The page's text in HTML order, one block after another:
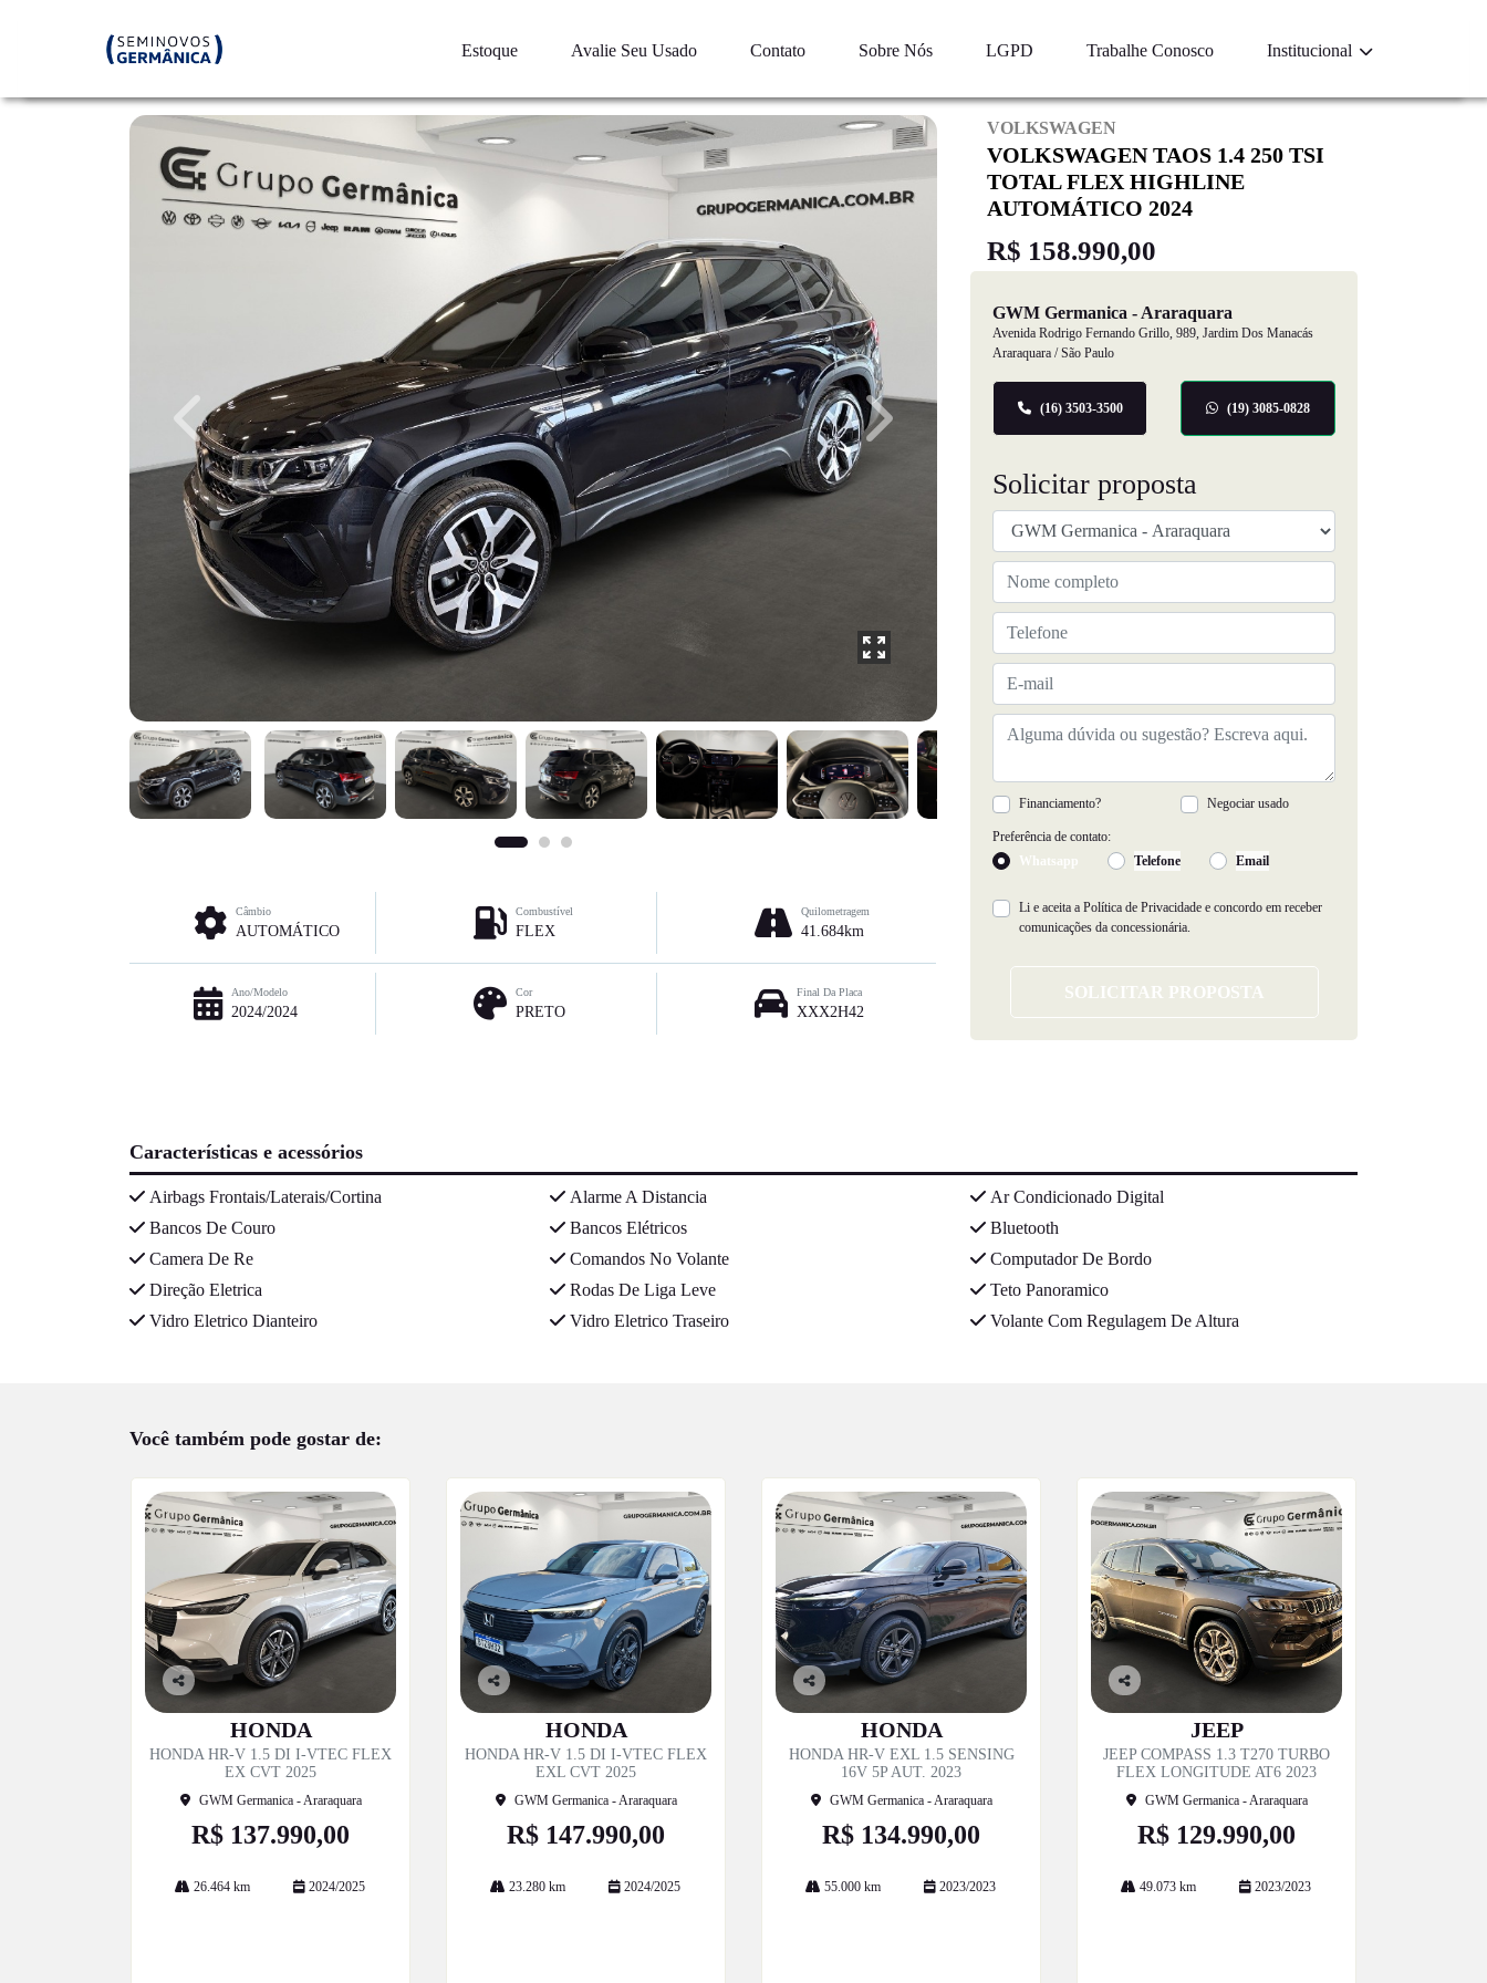
Estoque Avalie Seu Usado Contato Sobre Nós LGPD Trabalhe Conosco Institucional
VOLKSWAGEN
VOLKSWAGEN TAOS 1.4 250 TSI
TOTAL FLEX HIGHLINE
AUTOMÁTICO 2024
R$ 158.990,00
GWM Germanica - Araraquara
Avenida Rodrigo Fernando Grillo, 989, Jardim Dos Manacás
Araraquara / São Paulo
(16) 3503-3500 (19) 3085-0828
Solicitar proposta
Financiamento? Negociar usado
Preferência de contato:
Whatsapp
Telefone Email
Li e aceita a Política de Privacidade e concordo em receber
comunicações da concessionária.
SOLICITAR PROPOSTA
Previous Next
Câmbio
AUTOMÁTICO
Combustível
FLEX
Quilometragem
41.684km
Ano/Modelo
2024/2024
Cor
PRETO
Final Da Placa
XXX2H42
Características e acessórios
Airbags Frontais/Laterais/Cortina Alarme A Distancia
Ar Condicionado Digital
Bancos De Couro
Bancos Elétricos
Bluetooth
Camera De Re
Comandos No Volante
Computador De Bordo
Direção Eletrica
Rodas De Liga Leve
Teto Panoramico
Vidro Eletrico Dianteiro
Vidro Eletrico Traseiro Volante Com Regulagem De Altura
Você também pode gostar de:
he
HONDA
HONDA HR-V 1.5 DI I-VTEC FLEX
EX CVT 2025
GWM Germanica - Araraquara
R$ 137.990,00
26.464 km 2024/2025
he
HONDA
HONDA HR-V 1.5 DI I-VTEC FLEX
EXL CVT 2025
GWM Germanica - Araraquara
R$ 147.990,00
23.280 km 2024/2025
he
HONDA
HONDA HR-V EXL 1.5 SENSING
16V 5P AUT. 2023
GWM Germanica - Araraquara
R$ 134.990,00
55.000 km 2023/2023
he
JEEP
JEEP COMPASS 1.3 T270 TURBO
FLEX LONGITUDE AT6 2023
GWM Germanica - Araraquara
R$ 129.990,00
49.073 km 2023/2023